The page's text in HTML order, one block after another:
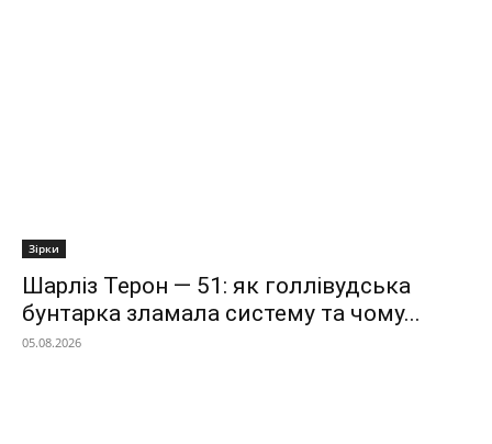
Зірки
Шарліз Терон — 51: як голлівудська
бунтарка зламала систему та чому...
05.08.2026